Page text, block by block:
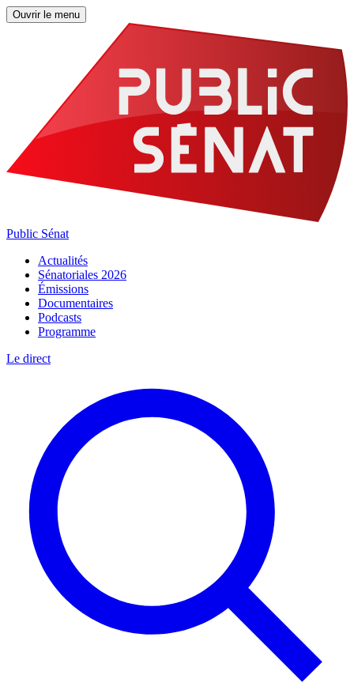
Ouvrir le menu
Public Sénat
Actualités
Sénatoriales 2026
Émissions
Documentaires
Podcasts
Programme
Le direct